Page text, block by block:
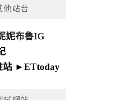
他站台
妮布魯IG
站 ►ETtoday